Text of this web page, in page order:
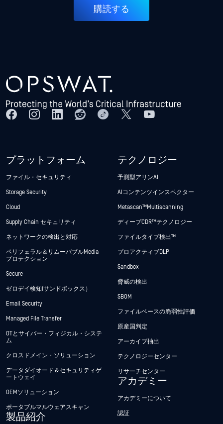
購読する
プラットフォーム
ファイル・セキュリティ
Storage Security
Cloud
Supply Chain セキュリティ
ネットワークの検出と対応
ペリフェラル＆リムーバブルMedia
プロテクション
Secure
ゼロデイ検知(サンドボックス）
Email Security
Managed File Transfer
OTとサイバー・フィジカル・システ
ム
クロスドメイン・ソリューション
データダイオード＆セキュリティゲ
ートウェイ
OEMソリューション
ポータブルマルウェアスキャン
製品紹介
テクノロジー
予測型アリンAI
AIコンテンツインスペクター
Metascan™ Multiscanning
ディープCDR™テクノロジー
ファイルタイプ検出™
プロアクティブDLP
Sandbox
脅威の検出
SBOM
ファイルベースの脆弱性評価
原産国判定
アーカイブ抽出
テクノロジーセンター
リサーチセンター
アカデミー
アカデミーについて
認証